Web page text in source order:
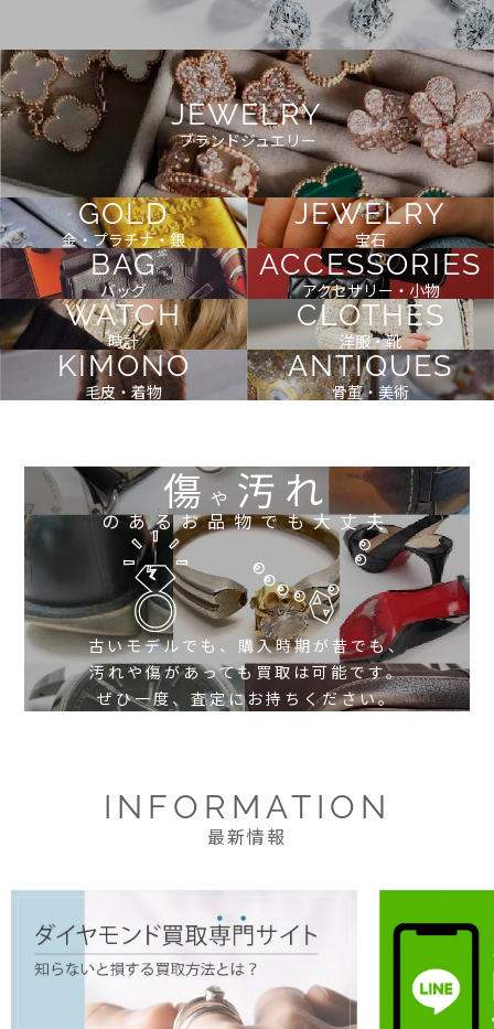
JEWELRY
ブランドジュエリー
GOLD
金・プラチナ・銀
JEWELRY
宝石
BAG
バッグ
ACCESSORIES
アクセサリー・小物
WATCH
時計
CLOTHES
洋服・靴
KIMONO
毛皮・着物
ANTIQUES
骨董・美術
傷や 汚れ
のあるお品物でも大丈夫
古いモデルでも、購入時期が昔でも、
汚れや傷があっても買取は可能です。
ぜひ一度、査定にお持ちください。
INFORMATION
最新情報